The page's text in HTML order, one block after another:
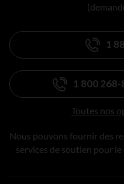
1
1 800
Toutes nos
Nous pouvons fournir des
services de soutien pour